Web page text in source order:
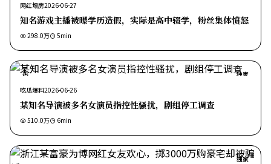
网红塌房2026-06-27
知名游戏主播被曝学历造假，实际是高中辍学，粉丝集体愤怒
298.0万 5min
热
独家
吃瓜爆料2026-06-26
某知名导演被多名女演员指控性骚扰，剧组停工调查
510.0万 6min
独家